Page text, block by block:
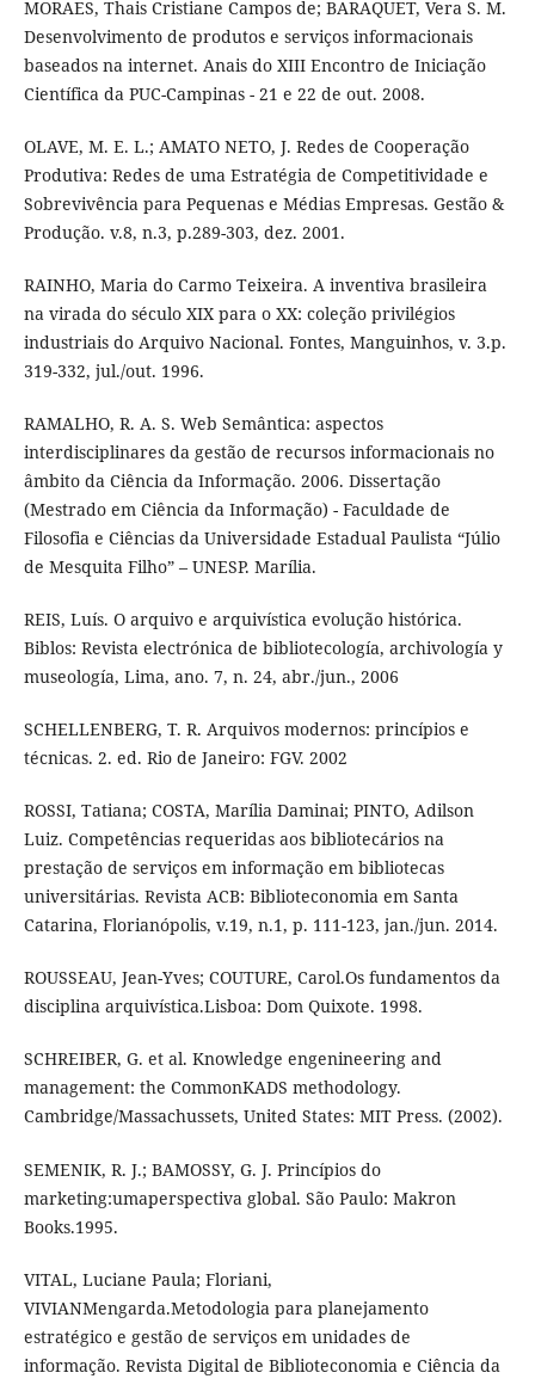
MORAES, Thais Cristiane Campos de; BARAQUET, Vera S. M.
Desenvolvimento de produtos e serviços informacionais
baseados na internet. Anais do XIII Encontro de Iniciação
Científica da PUC-Campinas - 21 e 22 de out. 2008.
OLAVE, M. E. L.; AMATO NETO, J. Redes de Cooperação
Produtiva: Redes de uma Estratégia de Competitividade e
Sobrevivência para Pequenas e Médias Empresas. Gestão &
Produção. v.8, n.3, p.289-303, dez. 2001.
RAINHO, Maria do Carmo Teixeira. A inventiva brasileira
na virada do século XIX para o XX: coleção privilégios
industriais do Arquivo Nacional. Fontes, Manguinhos, v. 3.p.
319-332, jul./out. 1996.
RAMALHO, R. A. S. Web Semântica: aspectos
interdisciplinares da gestão de recursos informacionais no
âmbito da Ciência da Informação. 2006. Dissertação
(Mestrado em Ciência da Informação) - Faculdade de
Filosofia e Ciências da Universidade Estadual Paulista “Júlio
de Mesquita Filho” – UNESP. Marília.
REIS, Luís. O arquivo e arquivística evolução histórica.
Biblos: Revista electrónica de bibliotecología, archivología y
museología, Lima, ano. 7, n. 24, abr./jun., 2006
SCHELLENBERG, T. R. Arquivos modernos: princípios e
técnicas. 2. ed. Rio de Janeiro: FGV. 2002
ROSSI, Tatiana; COSTA, Marília Daminai; PINTO, Adilson
Luiz. Competências requeridas aos bibliotecários na
prestação de serviços em informação em bibliotecas
universitárias. Revista ACB: Biblioteconomia em Santa
Catarina, Florianópolis, v.19, n.1, p. 111-123, jan./jun. 2014.
ROUSSEAU, Jean-Yves; COUTURE, Carol.Os fundamentos da
disciplina arquivística.Lisboa: Dom Quixote. 1998.
SCHREIBER, G. et al. Knowledge engenineering and
management: the CommonKADS methodology.
Cambridge/Massachussets, United States: MIT Press. (2002).
SEMENIK, R. J.; BAMOSSY, G. J. Princípios do
marketing:umaperspectiva global. São Paulo: Makron
Books.1995.
VITAL, Luciane Paula; Floriani,
VIVIANMengarda.Metodologia para planejamento
estratégico e gestão de serviços em unidades de
informação. Revista Digital de Biblioteconomia e Ciência da